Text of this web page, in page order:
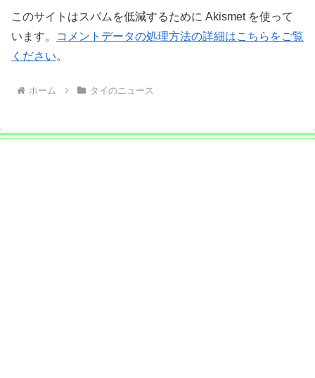
このサイトはスパムを低減するために Akismet を使って
います。
コメントデータの処理方法の詳細はこちらをご覧
ください。
ホーム タイのニュース